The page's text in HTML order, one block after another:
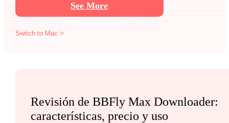
See More
Switch to Mac >
Revisión de BBFly Max Downloader:
características, precio y uso